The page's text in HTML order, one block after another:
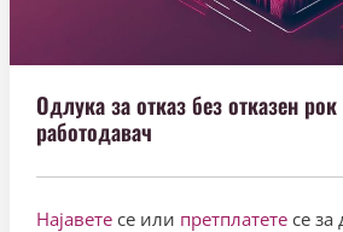
Одлука за отказ без отказен
работодавач
Најавете се или претплатетесе за